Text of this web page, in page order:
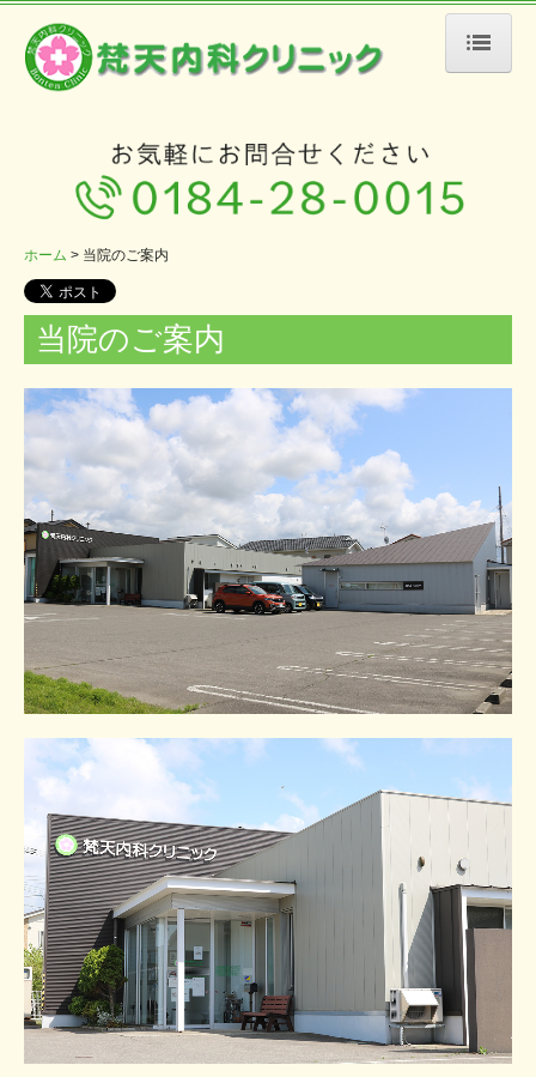
ホーム
医師のご紹介
当院のご案内
院内写真紹介
各種予防接種について
リンク集
お問合せ
個人情報について
ホーム 当院のご案内
当院のご案内